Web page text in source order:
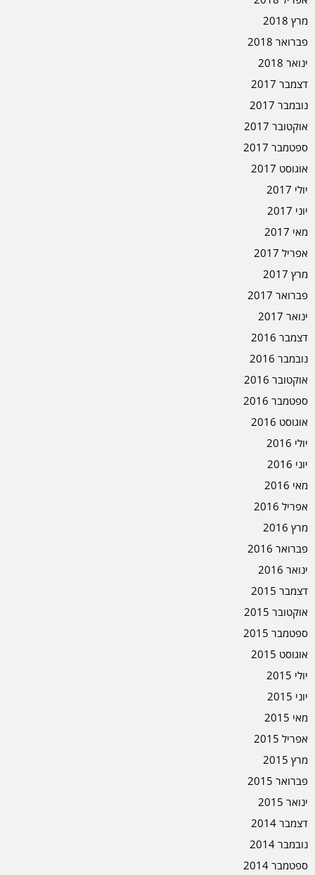
מרץ 2018
פברואר 2018
ינואר 2018
דצמבר 2017
נובמבר 2017
אוקטובר 2017
ספטמבר 2017
אוגוסט 2017
יולי 2017
יוני 2017
מאי 2017
אפריל 2017
מרץ 2017
פברואר 2017
ינואר 2017
דצמבר 2016
נובמבר 2016
אוקטובר 2016
ספטמבר 2016
אוגוסט 2016
יולי 2016
יוני 2016
מאי 2016
אפריל 2016
מרץ 2016
פברואר 2016
ינואר 2016
דצמבר 2015
אוקטובר 2015
ספטמבר 2015
אוגוסט 2015
יולי 2015
יוני 2015
מאי 2015
אפריל 2015
מרץ 2015
פברואר 2015
ינואר 2015
דצמבר 2014
נובמבר 2014
ספטמבר 2014